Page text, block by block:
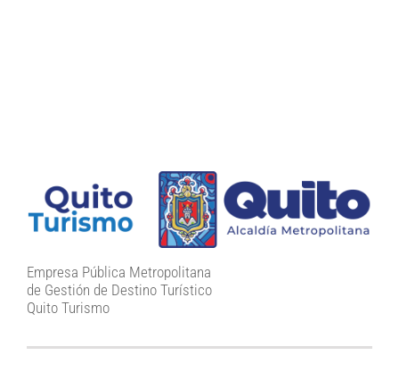
Empresa Pública Metropolitana
de Gestión de Destino Turístico
Quito Turismo